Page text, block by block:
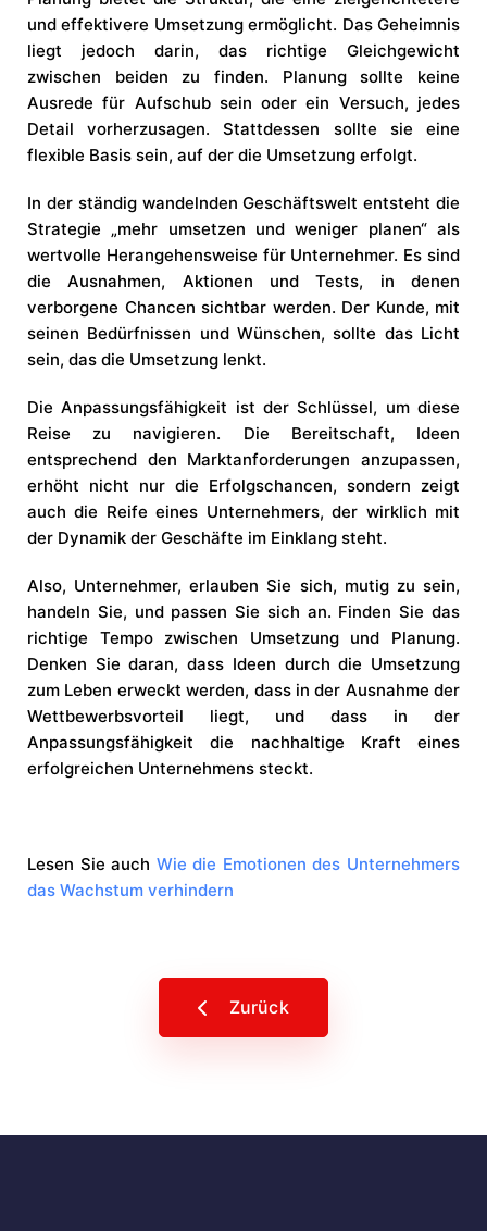
und effektivere Umsetzung ermöglicht. Das Geheimnis
liegt jedoch darin, das richtige Gleichgewicht
zwischen beiden zu finden. Planung sollte keine
Ausrede für Aufschub sein oder ein Versuch, jedes
Detail vorherzusagen. Stattdessen sollte sie eine
flexible Basis sein, auf der die Umsetzung erfolgt.
In der ständig wandelnden Geschäftswelt entsteht die
Strategie „mehr umsetzen und weniger planen“ als
wertvolle Herangehensweise für Unternehmer. Es sind
die Ausnahmen, Aktionen und Tests, in denen
verborgene Chancen sichtbar werden. Der Kunde, mit
seinen Bedürfnissen und Wünschen, sollte das Licht
sein, das die Umsetzung lenkt.
Die Anpassungsfähigkeit ist der Schlüssel, um diese
Reise zu navigieren. Die Bereitschaft, Ideen
entsprechend den Marktanforderungen anzupassen,
erhöht nicht nur die Erfolgschancen, sondern zeigt
auch die Reife eines Unternehmers, der wirklich mit
der Dynamik der Geschäfte im Einklang steht.
Also, Unternehmer, erlauben Sie sich, mutig zu sein,
handeln Sie, und passen Sie sich an. Finden Sie das
richtige Tempo zwischen Umsetzung und Planung.
Denken Sie daran, dass Ideen durch die Umsetzung
zum Leben erweckt werden, dass in der Ausnahme der
Wettbewerbsvorteil liegt, und dass in der
Anpassungsfähigkeit die nachhaltige Kraft eines
erfolgreichen Unternehmens steckt.
Lesen Sie auch Wie die Emotionen des Unternehmers
das Wachstum verhindern
Zurück